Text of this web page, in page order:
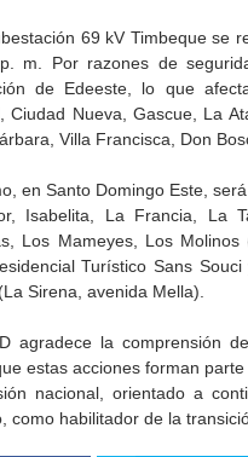
69 kV Timbeque se
m. Por razones de
de Edeeste, lo que
Ciudad Nueva, Gascue, La
Villa Francisca, Don
en Santo Domingo Este,
Isabelita, La Francia, La
Los Mameyes, Los
Turístico Sans
Sirena, avenida Mella).
agradece la comprensión
estas acciones forman
nacional, orientado a
como habilitador de la